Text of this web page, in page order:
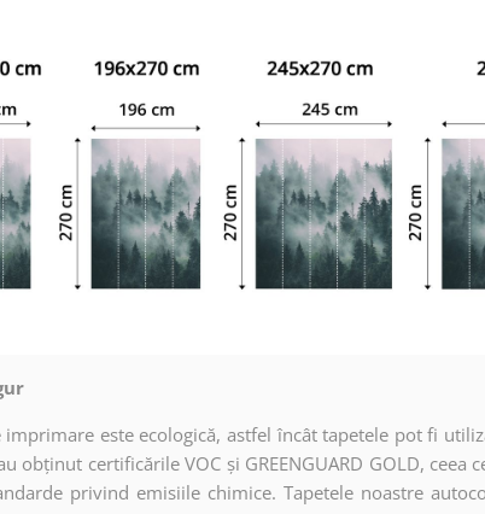
imprimare este ecologică, astfel încât tapetele pot fi
obținut certificările VOC și GREENGUARD GOLD, ceea
privind emisiile chimice. Tapetele noastre